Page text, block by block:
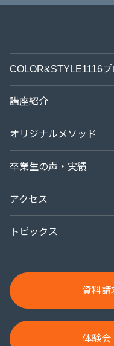
COLOR&STYLE1116
特長
講師紹介
フォローアップシステム
診断士になるまで（プ
実績紹介
講座紹介
骨格診断PLUSコース
（骨格診断・顔診断・
パーソナルカラー診断
（カラー21分類（レッ
受講お申込みまでの流
オリジナルメソッド
骨格診断12分類
パーソナルカラー21分類
卒業生の声・実績
アクセス
トピックス
講座紹介
卒業生の活躍
資料請
体験会